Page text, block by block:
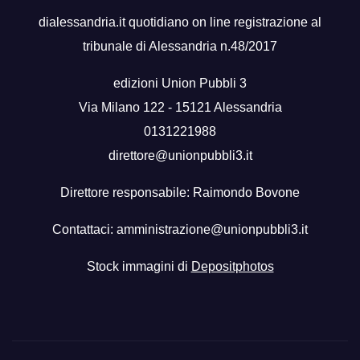
dialessandria.it quotidiano on line registrazione al
tribunale di Alessandria n.48/2017
edizioni Union Pubbli 3
Via Milano 122 - 15121 Alessandria
0131221988
direttore@unionpubbli3.it
Direttore responsabile: Raimondo Bovone
Contattaci: amministrazione@unionpubbli3.it
Stock immagini di Depositphotos